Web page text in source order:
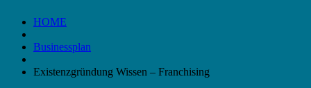
HOME
Businessplan
Existenzgründung Wissen – Franchising